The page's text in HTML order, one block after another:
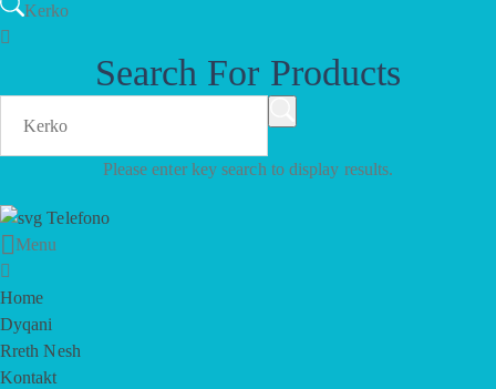
Kerko
Search For Products
Please enter key search to display results.
Telefono
Menu
Home
Dyqani
Rreth Nesh
Kontakt